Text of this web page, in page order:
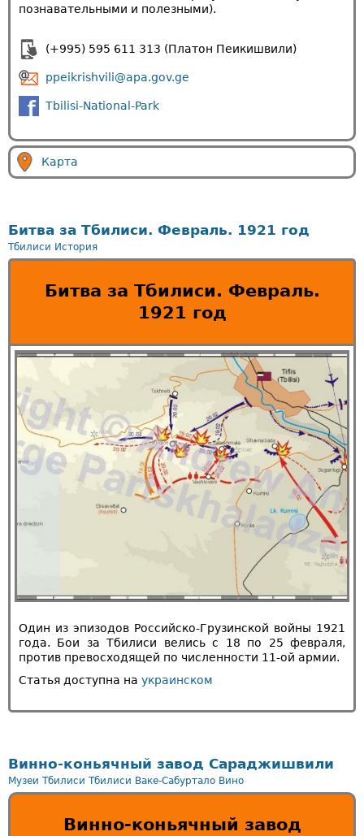
познавательными и полезными).
(+995) 595 611 313 (Платон Пеикишвили)
ppeikrishvili@apa.gov.ge
Tbilisi-National-Park
Карта
Битва за Тбилиси. Февраль. 1921 год
Тбилиси История
Битва за Тбилиси. Февраль.
1921 год
Один из эпизодов Российско-Грузинской войны 1921
года. Бои за Тбилиси велись с 18 по 25 февраля,
против превосходящей по численности 11-ой армии.
Статья доступна на украинском
Винно-коньячный завод Сараджишвили
Музеи Тбилиси Тбилиси Ваке-Сабуртало Вино
Винно-коньячный завод